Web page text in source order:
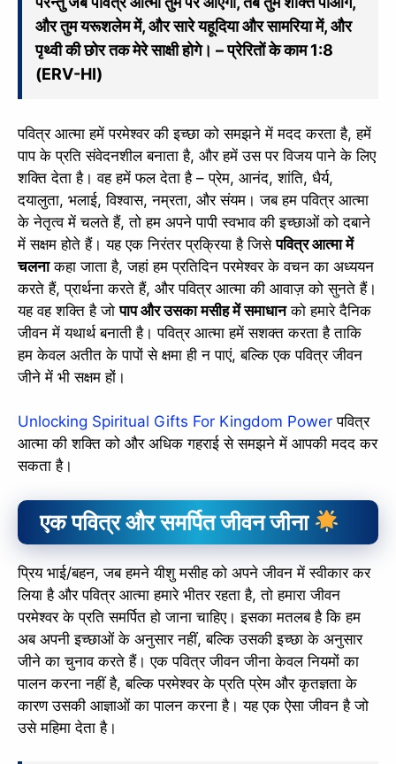
और तुम यरूशलेम में, और सारे यहूदिया और सामरिया में, और
पृथ्वी की छोर तक मेरे साक्षी होगे। – प्रेरितों के काम 1:8
(ERV-HI)
पवित्र आत्मा हमें परमेश्वर की इच्छा को समझने में मदद करता है, हमें
पाप के प्रति संवेदनशील बनाता है, और हमें उस पर विजय पाने के लिए
शक्ति देता है। वह हमें फल देता है – प्रेम, आनंद, शांति, धैर्य,
दयालुता, भलाई, विश्वास, नम्रता, और संयम। जब हम पवित्र आत्मा
के नेतृत्व में चलते हैं, तो हम अपने पापी स्वभाव की इच्छाओं को दबाने
में सक्षम होते हैं। यह एक निरंतर प्रक्रिया है जिसेपवित्र आत्मा में
चलनाकहा जाता है, जहां हम प्रतिदिन परमेश्वर के वचन का अध्ययन
करते हैं, प्रार्थना करते हैं, और पवित्र आत्मा की आवाज़ को सुनते हैं।
यह वह शक्ति है जोपाप और उसका मसीह में समाधानको हमारे दैनिक
जीवन में यथार्थ बनाती है। पवित्र आत्मा हमें सशक्त करता है ताकि
हम केवल अतीत के पापों से क्षमा ही न पाएं, बल्कि एक पवित्र जीवन
जीने में भी सक्षम हों।
Unlocking Spiritual Gifts For Kingdom Power पवित्र
आत्मा की शक्ति को और अधिक गहराई से समझने में आपकी मदद कर
सकता है।
एक पवित्र और समर्पित जीवन जीना
प्रिय भाई/बहन, जब हमने यीशु मसीह को अपने जीवन में स्वीकार कर
लिया है और पवित्र आत्मा हमारे भीतर रहता है, तो हमारा जीवन
परमेश्वर के प्रति समर्पित हो जाना चाहिए। इसका मतलब है कि हम
अब अपनी इच्छाओं के अनुसार नहीं, बल्कि उसकी इच्छा के अनुसार
जीने का चुनाव करते हैं। एक पवित्र जीवन जीना केवल नियमों का
पालन करना नहीं है, बल्कि परमेश्वर के प्रति प्रेम और कृतज्ञता के
कारण उसकी आज्ञाओं का पालन करना है। यह एक ऐसा जीवन है जो
उसे महिमा देता है।